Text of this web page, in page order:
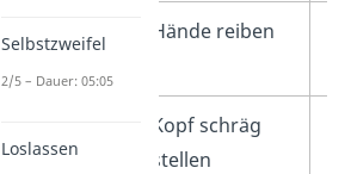
Zufriedenheit
Hände reiben
Unsicher
Kopf schräg
stellen
Selbstzweifel
2/5 – Dauer: 05:05
Loslassen